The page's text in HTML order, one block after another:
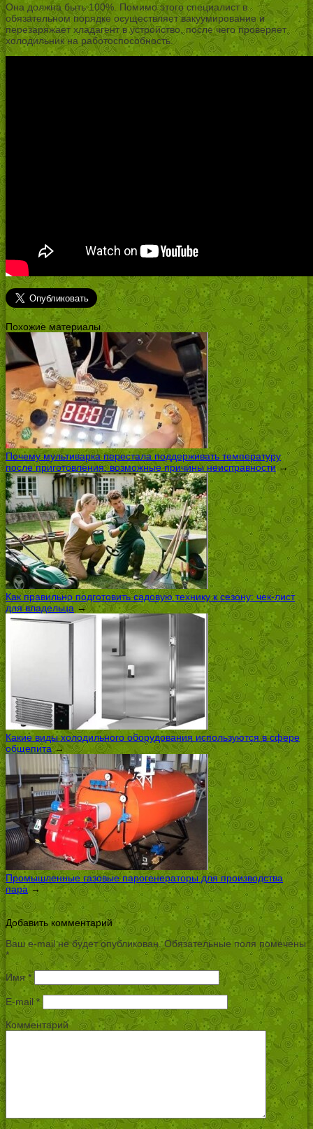
Она должна быть 100%. Помимо этого специалист в
обязательном порядке осуществляет вакуумирование и
перезаряжает хладагент в устройство, после чего проверяет
холодильник на работоспособность.
Похожие материалы
Почему мультиварка перестала поддерживать температуру
после приготовления: возможные причины неисправности→
Как правильно подготовить садовую технику к сезону: чек-лист
для владельца →
Какие виды холодильного оборудования используются в сфере
общепита→
Промышленные газовые парогенераторы для производства
пара →
Добавить комментарий
Ваш e-mail не будет опубликован.Обязательные поля помечены
*
Имя*
E-mail*
Комментарий